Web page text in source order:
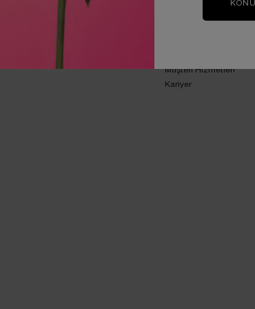
Müşteri Hizmetleri
Kariyer